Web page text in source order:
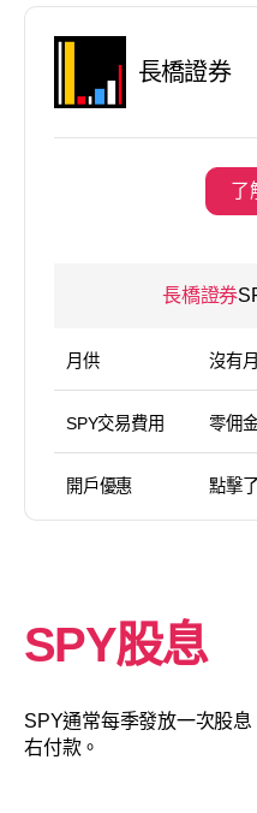
長橋證券
了
長橋證券
月供 沒有
SPY交易費用 零佣
開戶優惠 點擊
SPY股息
SPY通常每季發放一次股
右付款。